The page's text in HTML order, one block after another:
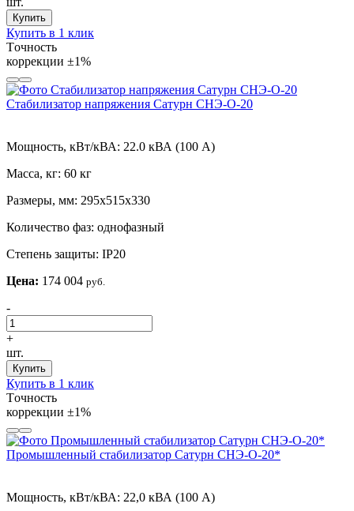
Купить
Купить в 1 клик
Tочность
коррекции ±1%
Стабилизатор напряжения Сатурн СНЭ-О-20
Мощность, кВт/кВА: 22.0 кВА (100 А)
Масса, кг: 60 кг
Размеры, мм: 295х515х330
Количество фаз: однофазный
Степень защиты: IP20
Цена: 174 004 руб.
-
+
шт.
Купить
Купить в 1 клик
Tочность
коррекции ±1%
Промышленный стабилизатор Сатурн СНЭ-О-20*
Мощность, кВт/кВА: 22,0 кВА (100 А)